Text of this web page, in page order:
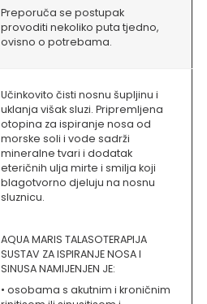
Preporuča se postupak
provoditi nekoliko puta tjedno,
ovisno o potrebama.
Učinkovito čisti nosnu šupljinu i
uklanja višak sluzi. Pripremljena
otopina za ispiranje nosa od
morske soli i vode sadrži
mineralne tvari i dodatak
eteričnih ulja mirte i smilja koji
blagotvorno djeluju na nosnu
sluznicu.
AQUA MARIS TALASOTERAPIJA
SUSTAV ZA ISPIRANJE NOSA I
SINUSA NAMIJENJEN JE:
• osobama s akutnim i kroničnim